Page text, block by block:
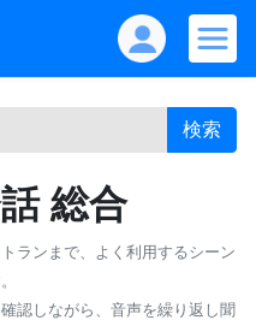
検索
総合
ランまで、よく利用するシーン
認しながら、音声を繰り返し聞